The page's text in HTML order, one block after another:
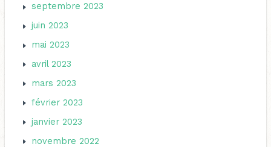
septembre 2023
juin 2023
mai 2023
avril 2023
mars 2023
février 2023
janvier 2023
novembre 2022